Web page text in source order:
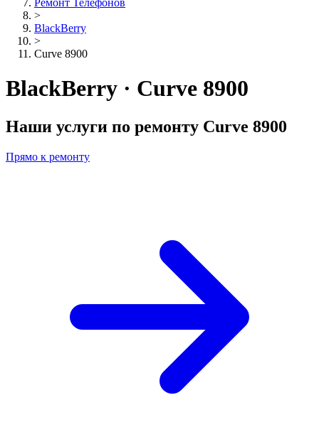
Ремонт Телефонов
>
BlackBerry
>
Curve 8900
BlackBerry · Curve 8900
Наши услуги по ремонту Curve 8900
Прямо к ремонту